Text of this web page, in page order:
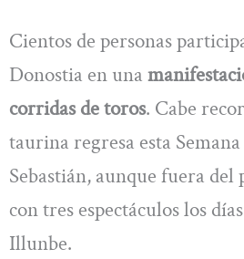
Cientos de personas
Donostia en una
corridas de toros. Cabe
taurina regresa esta
Sebastián, aunque fuera
con tres espectáculos los
Illunbe.